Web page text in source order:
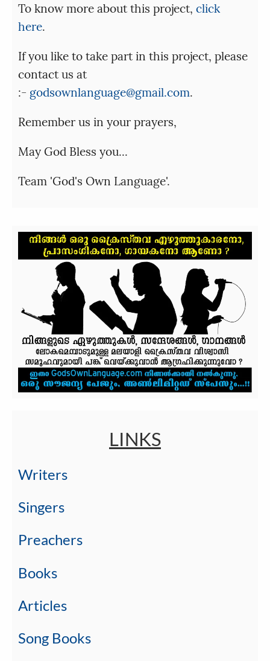
To know more about this project, click
here.
If you like to take part in this project, please
contact us at
:- godsownlanguage@gmail.com.
Remember us in your prayers,
May God Bless you...
Team 'God's Own Language'.
LINKS
Writers
Singers
Preachers
Books
Articles
Song Books